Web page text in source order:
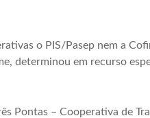
o PIS/Pasep nem a
determinou em recurso
Pontas – Cooperativa de